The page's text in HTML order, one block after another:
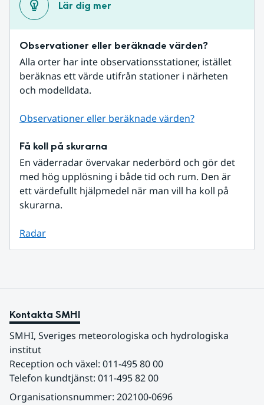
Lär dig mer
Observationer eller beräknade värden?
Alla orter har inte observationsstationer, istället
beräknas ett värde utifrån stationer i närheten
och modelldata.
Observationer eller beräknade värden?
Få koll på skurarna
En väderradar övervakar nederbörd och gör det
med hög upplösning i både tid och rum. Den är
ett värdefullt hjälpmedel när man vill ha koll på
skurarna.
Radar
Kontakta SMHI
SMHI, Sveriges meteorologiska och hydrologiska
institut
Reception och växel: 011-495 80 00
Telefon kundtjänst: 011-495 82 00
Organisationsnummer: 202100-0696